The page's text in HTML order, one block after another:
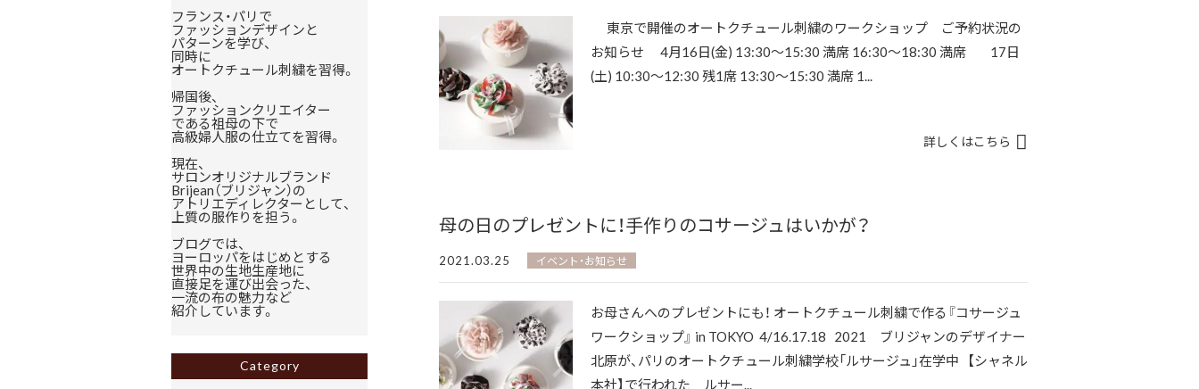
東京で開催のオートクチュール刺繍のワークショップ ご予約状況の
お知らせ 4月16日(金) 13:30〜15:30 満席 16:30〜18:30 満席 17日
(土) 10:30〜12:30 残1席 13:30〜15:30 満席 1...
詳しくはこちら
母の日のプレゼントに！手作りのコサージュはいかが？
2021.03.25 イベント・お知らせ
お母さんへのプレゼントにも！ オートクチュール刺繍で作る『コサージュ
ワークショップ』 in TOKYO 4/16.17.18 2021 ブリジャンのデザイナー
北原が、パリのオートクチュール刺繍学校「ルサージュ」在学中 【シャネル
本社】で行われた ルサー...
フランス・パリで
ファッションデザインと
パターンを学び、
同時に
オートクチュール刺繍を習得。
帰国後、
ファッションクリエイター
である祖母の下で
高級婦人服の仕立てを習得。
現在、
サロンオリジナルブランド
Brijean（ブリジャン）の
アトリエディレクターとして、
上質の服作りを担う。
ブログでは、
ヨーロッパをはじめとする
世界中の生地生産地に
直接足を運び出会った、
一流の布の魅力など
紹介しています。
Category